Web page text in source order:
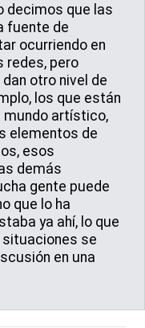
decimos que las
fuente de
ocurriendo en
redes, pero
otro nivel de
los que están
mundo artístico,
elementos de
esos
demás
gente puede
que lo ha
ya ahí, lo que
se
en una